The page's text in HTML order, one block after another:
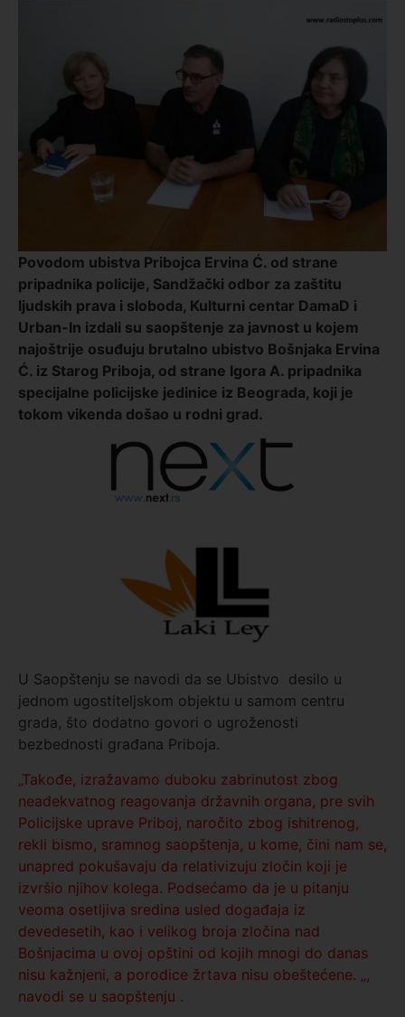
Povodom ubistva Pribojca Ervina Ć. od strane
pripadnika policije, Sandžački odbor za zaštitu
ljudskih prava i sloboda, Kulturni centar DamaD i
Urban-In izdali su saopštenje za javnost u kojem
najoštrije osuđuju brutalno ubistvo Bošnjaka Ervina
Ć. iz Starog Priboja, od strane Igora A. pripadnika
specijalne policijske jedinice iz Beograda, koji je
tokom vikenda došao u rodni grad.
U Saopštenju se navodi da se Ubistvo desilo u
jednom ugostiteljskom objektu u samom centru
grada, što dodatno govori o ugroženosti
bezbednosti građana Priboja.
„Takođe, izražavamo duboku zabrinutost zbog
neadekvatnog reagovanja državnih organa, pre svih
Policijske uprave Priboj, naročito zbog ishitrenog,
rekli bismo, sramnog saopštenja, u kome, čini nam se,
unapred pokušavaju da relativizuju zločin koji je
izvršio njihov kolega. Podsećamo da je u pitanju
veoma osetljiva sredina usled događaja iz
devedesetih, kao i velikog broja zločina nad
Bošnjacima u ovoj opštini od kojih mnogi do danas
nisu kažnjeni, a porodice žrtava nisu obeštećene. „,
navodi se u saopštenju .